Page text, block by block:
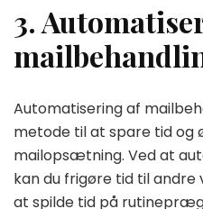
3.
Automatisering af
metode til at spare tid og
mailopsætning. Ved at
kan du frigøre tid til
at spilde tid på